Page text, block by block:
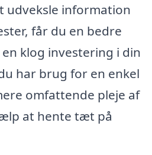
udveksle information
får du en bedre
klog investering i din
har brug for en enkel
omfattende pleje af
at hente tæt på